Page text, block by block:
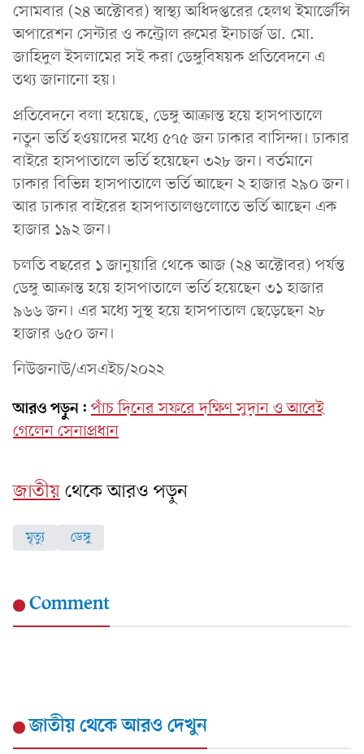
সোমবার (২৪ অক্টোবর) স্বাস্থ্য অধিদপ্তরের হেলথ ইমার্জেন্সি
অপারেশন সেন্টার ও কন্ট্রোল রুমের ইনচার্জ ডা. মো.
জাহিদুল ইসলামের সই করা ডেঙ্গুবিষয়ক প্রতিবেদনে এ
তথ্য জানানো হয়।
প্রতিবেদনে বলা হয়েছে, ডেঙ্গু আক্রান্ত হয়ে হাসপাতালে
নতুন ভর্তি হওয়াদের মধ্যে ৫৭৫ জন ঢাকার বাসিন্দা। ঢাকার
বাইরে হাসপাতালে ভর্তি হয়েছেন ৩২৮ জন। বর্তমানে
ঢাকার বিভিন্ন হাসপাতালে ভর্তি আছেন ২ হাজার ২৯০ জন।
আর ঢাকার বাইরের হাসপাতালগুলোতে ভর্তি আছেন এক
হাজার ১৯২ জন।
চলতি বছরের ১ জানুয়ারি থেকে আজ (২৪ অক্টোবর) পর্যন্ত
ডেঙ্গু আক্রান্ত হয়ে হাসপাতালে ভর্তি হয়েছেন ৩১ হাজার
৯৬৬ জন। এর মধ্যে সুস্থ হয়ে হাসপাতাল ছেড়েছেন ২৮
হাজার ৬৫০ জন।
নিউজনাউ/এসএইচ/২০২২
আরও পড়ুন: পাঁচ দিনের সফরে দক্ষিণ সুদান ও আবেই
গেলেন সেনাপ্রধান
জাতীয়থেকে আরও পড়ুন
মৃত্যু ডেঙ্গু
Comment
জাতীয়থেকে আরও দেখুন